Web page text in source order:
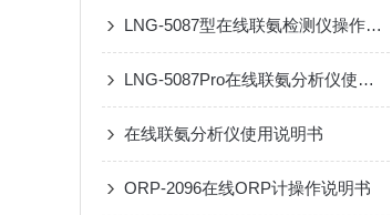
LNG-5087型在线联氨检测仪操作说明书
LNG-5087Pro在线联氨分析仪使用说明书
在线联氨分析仪使用说明书
ORP-2096在线ORP计操作说明书